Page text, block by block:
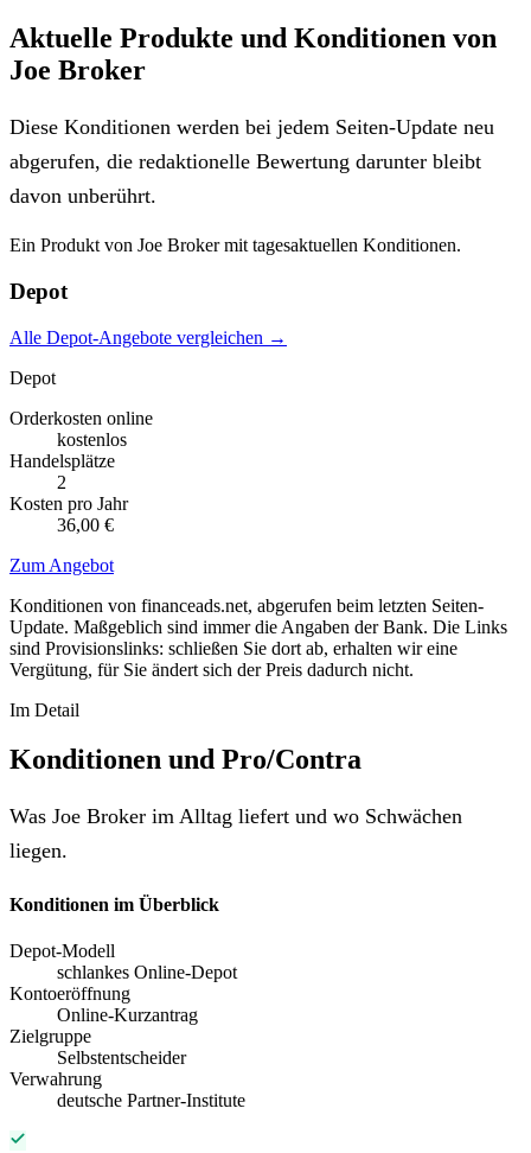
Aktuelle Produkte und Konditionen von
Joe Broker
Diese Konditionen werden bei jedem Seiten-Update neu
abgerufen, die redaktionelle Bewertung darunter bleibt
davon unberührt.
Ein Produkt von Joe Broker mit tagesaktuellen Konditionen.
Depot
Alle Depot-Angebote vergleichen →
Depot
Orderkosten online
kostenlos
Handelsplätze
2
Kosten pro Jahr
36,00 €
Zum Angebot
Konditionen von financeads.net, abgerufen beim letzten Seiten-
Update. Maßgeblich sind immer die Angaben der Bank. Die Links
sind Provisionslinks: schließen Sie dort ab, erhalten wir eine
Vergütung, für Sie ändert sich der Preis dadurch nicht.
Im Detail
Konditionen und Pro/Contra
Was Joe Broker im Alltag liefert und wo Schwächen
liegen.
Konditionen im Überblick
Depot-Modell
schlankes Online-Depot
Kontoeröffnung
Online-Kurzantrag
Zielgruppe
Selbstentscheider
Verwahrung
deutsche Partner-Institute